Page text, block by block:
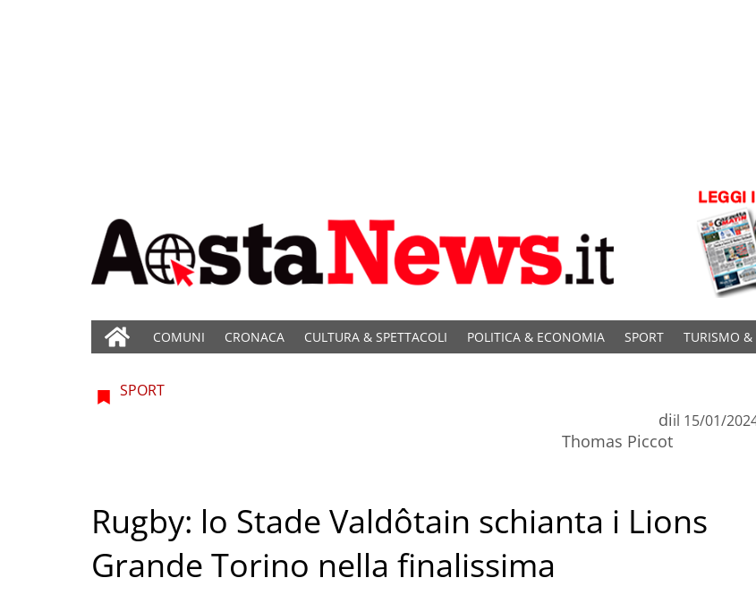
COMUNI CRONACA CULTURA & SPETTACOLI POLITICA & ECONOMIA SPORT TURISMO &
SPORT
di
Thomas Piccot
il 15/01/
Rugby: lo Stade Valdôtain schianta i Lions
Grande Torino nella finalissima